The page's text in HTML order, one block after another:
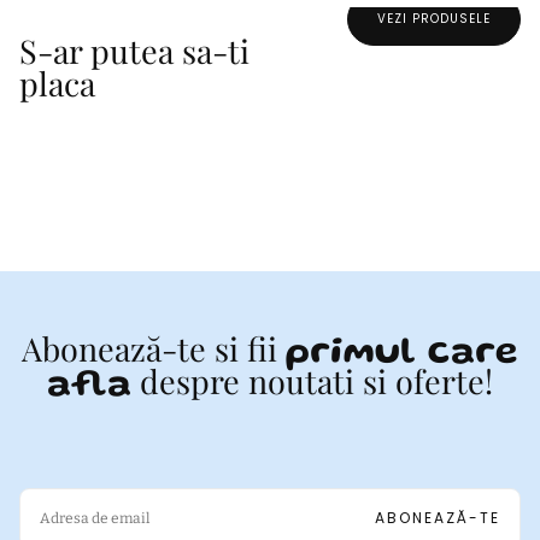
S-ar putea sa-ti
placa
VEZI PRODUSELE
Abonează-te si fiiprimul care
afla despre noutati si oferte!
EMAIL
ABONEAZĂ-TE